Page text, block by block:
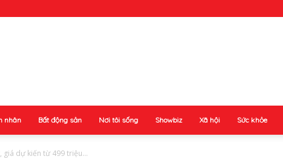
nhân Bất động sản Nơi tôi sống Showbiz Xã hội Sức khỏe
giá dự kiến từ 499 triệu...